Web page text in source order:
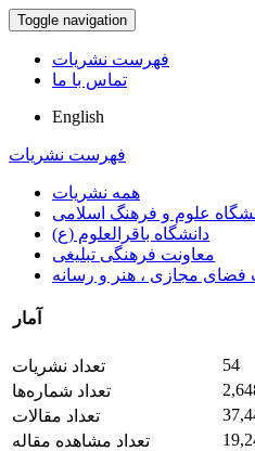
Toggle navigation
فهرست نشریات
تماس با ما
English
فهرست نشریات
همه نشریات
علوم و فرهنگ اسلامی
دانشگاه باقرالعلوم (ع)
معاونت فرهنگی تبلیغی
فضای مجازی ، هنر و رسانه
آمار
تعداد نشریات
54
تعداد شماره‌ها
تعداد مقالات
تعداد مشاهده مقاله